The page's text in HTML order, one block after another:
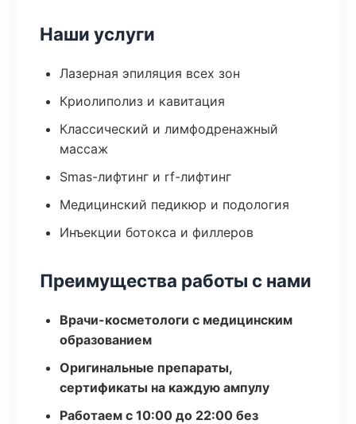
Наши услуги
Лазерная эпиляция всех зон
Криолиполиз и кавитация
Классический и лимфодренажный
массаж
Smas-лифтинг и rf-лифтинг
Медицинский педикюр и подология
Инъекции ботокса и филлеров
Преимущества работы с нами
Врачи-косметологи с медицинским
образованием
Оригинальные препараты,
сертификаты на каждую ампулу
Работаем с 10:00 до 22:00 без